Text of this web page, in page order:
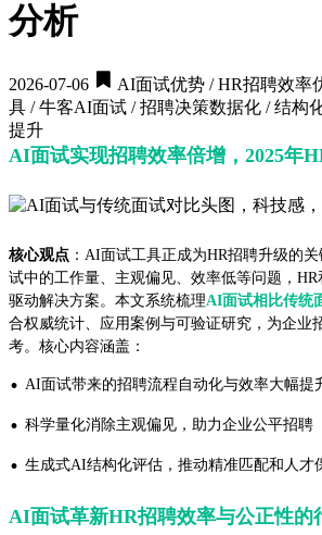
分析
2026-07-06
AI面试优势 / HR招聘效率
具 / 牛客AI面试 / 招聘决策数据化 / 结构
提升
AI面试实现招聘效率倍增，2025年
核心观点 ：AI面试工具正成为HR招聘升级的
试中的工作量、主观偏见、效率低等问题，
驱动解决方案。本文系统梳理AI面试相比传统
合权威统计、应用案例与可验证研究，为企业
考。核心内容涵盖：
· AI面试带来的招聘流程自动化与效率大幅提
· 科学量化消除主观偏见，助力企业公平招聘
· 生成式AI结构化评估，推动精准匹配和人才
AI面试革新HR招聘效率与公正性的